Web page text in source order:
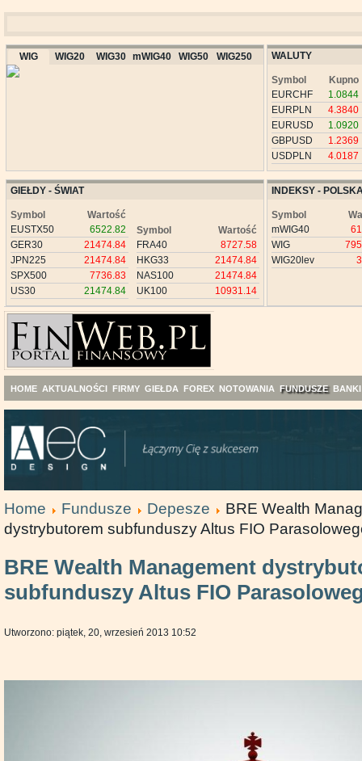
WIG WIG20 WIG30 mWIG40 WIG50 WIG250 WALUTY
Symbol
Kupno
EURCHF
1.0844
EURPLN
4.3840
EURUSD
1.0920
GBPUSD
1.2369
USDPLN
4.0187
GIEŁDY - ŚWIAT
Symbol
Wartość
EUSTX50
6522.82
GER30
21474.84
JPN225
21474.84
SPX500
7736.83
US30
21474.84
Symbol
Wartość
FRA40
8727.58
HKG33
21474.84
NAS100
21474.84
UK100
10931.14
INDEKSY -
Symbol
mWIG40
WIG
WIG20lev
HOME AKTUALNOŚCI FIRMY GIEŁDA FOREX NOTOWANIA FUNDUSZE BANKI
Home Fundusze Depesze
BRE Wealth
dystrybutorem subfunduszy Altus FIO
BRE Wealth Management
subfunduszy Altus FIO
Utworzono: piątek, 20, wrzesień 2013 10:52